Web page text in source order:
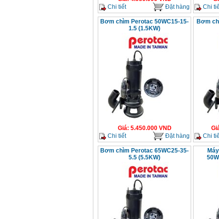
Chi tiết
Đặt hàng
Chi
Bơm chìm Perotac 50WC15-15-
1.5 (1.5KW)
Giá: 5.450.000VND
Chi tiết
Đặt hàng
Bơm
Chi
Bơm chìm Perotac 65WC25-35-
5.5 (5.5KW)